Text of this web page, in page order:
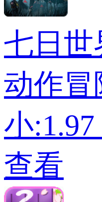
七日世
动作冒
小:1.97
查看